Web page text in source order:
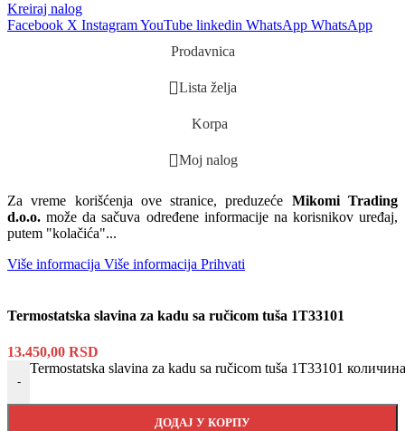
Kreiraj nalog
Facebook X InstagramYouTube linkedin WhatsApp WhatsApp
Prodavnica
Lista želja
Korpa
Moj nalog
Za vreme korišćenja ove stranice, preduzeće Mikomi Trading
d.o.o. može da sačuva određene informacije na korisnikov uređaj,
putem "kolačića"...
Više informacija Više informacija Prihvati
Termostatska slavina za kadu sa ručicom tuša 1T33101
13.450,00 RSD
-
Termostatska slavina za kadu sa ručicom tuša 1T33101 количина
ДОДАЈ У КОРПУ